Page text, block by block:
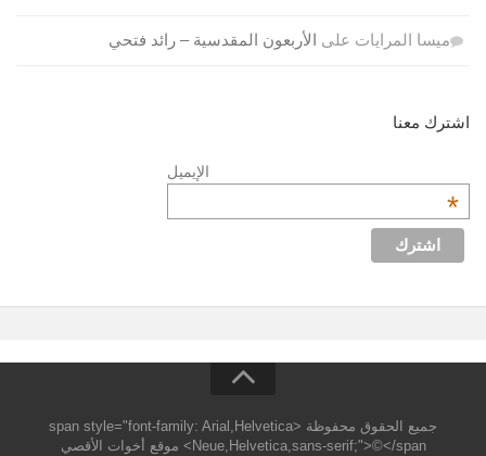
ميسا المرايات على الأربعون المقدسية – رائد فتحي
اشترك معنا
الإيميل
*
جميع الحقوق محفوظة <span style="font-family: Arial,Helvetica
Neue,Helvetica,sans-serif;">©</span> موقع أخوات الأقصي